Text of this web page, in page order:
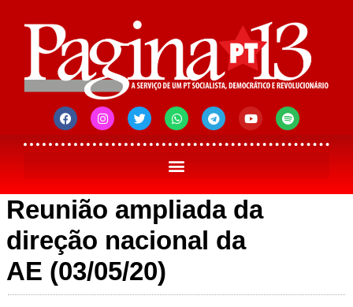
Reunião ampliada da
direção nacional da
AE (03/05/20)